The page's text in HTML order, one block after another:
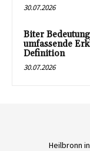
30.07.2026
Biter
umfassende
Definition
30.07.2026
Heilbronn